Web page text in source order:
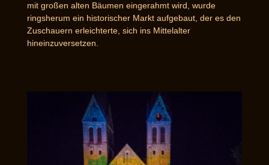
mit großen alten Bäumen eingerahmt wird, wurde
ringsherum ein historischer Markt aufgebaut, der es den
Zuschauern erleichterte, sich ins Mittelalter
hineinzuversetzen.